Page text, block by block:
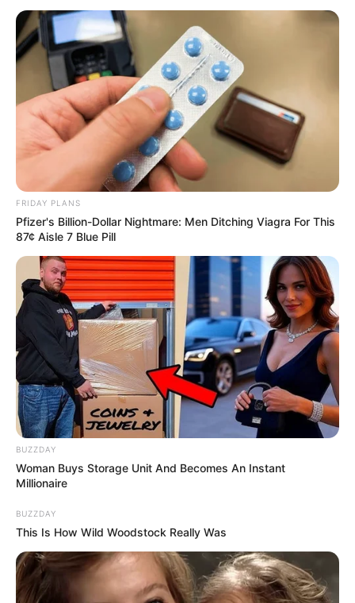
Ο γιος μου Hunter !! Ξεκινάει τον
Σεπτέμβρη η προβολή της ταινίας...
Παρασκευή, 19 Αυγούστου 2022, 15:24
ΘΑ ΓΙΝΕΙ ΧΑMΟΣ – Στις...
Η Εξέγερση των Φωτεινών
Όντων Κατά Ερπετοειδών
Βρισκόμαστε Στην
οικονομική άβυσσο;
Ανοιχτή επιστολή προς τον
Πρόεδρο της Τουρκικής
ΑΠΟ ΣΗΜΕΡΑ ΤΙΠΟΤΑ ΔΕΝ
Η...
Email address:
FRIDAY PLANS
Pfizer's Billion-Dollar Nightmare: Men Ditching Viagra For This
87¢ Aisle 7 Blue Pill
BUZZDAY
Woman Buys Storage Unit And Becomes An Instant
Millionaire
BUZZDAY
This Is How Wild Woodstock Really Was